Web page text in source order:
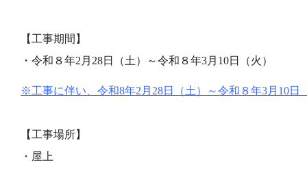
【工事期間】
・令和８年2月28日（土）～令和８年3月10日（火）
※工事に伴い、令和8年2月28日（土）～令和８年3月 10日
【工事場所】
・屋上